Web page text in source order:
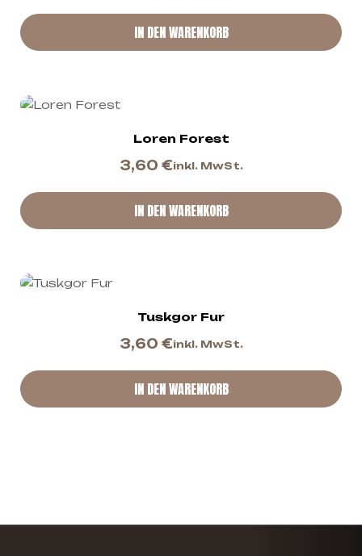
IN DEN WARENKORB
Loren Forest
3,60 €inkl. MwSt.
IN DEN WARENKORB
Tuskgor Fur
3,60 €inkl. MwSt.
IN DEN WARENKORB